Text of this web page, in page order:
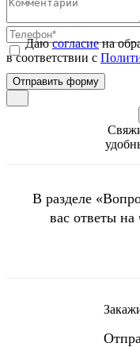
Даюсогласиена
в соответствии с
В разделе
вас ответы на